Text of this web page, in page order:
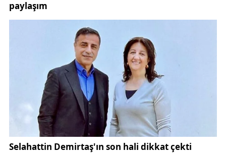
Yerel spor dinamiği üzerine daha önce
Sivasspor haberleri
içeriklerimizden de görülebileceği üzere,
kentteki sportif çeşitlilik her geçen yıl artıyor.
Salona gelemeyen hentbolseverler için müjde:
Türkiye Avusturya hentbol maçı TRT SPOR Yıldız
ekranlarından canlı yayınlanacak. Ayrıca THF’nin
YouTube kanalı alternatif izleme imkânı sunacak.
Türkiye Avusturya hentbol maçıöncesinde spor